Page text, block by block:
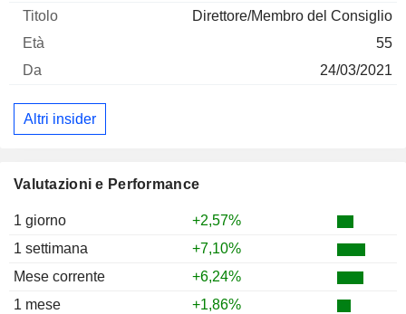
Valutazioni e Performance
1 giorno
+2,57%
1 settimana
+7,10%
Mese corrente
+6,24%
1 mese
+1,86%
Direttore/Membro del Consiglio
55
24/03/2021
Altri insider